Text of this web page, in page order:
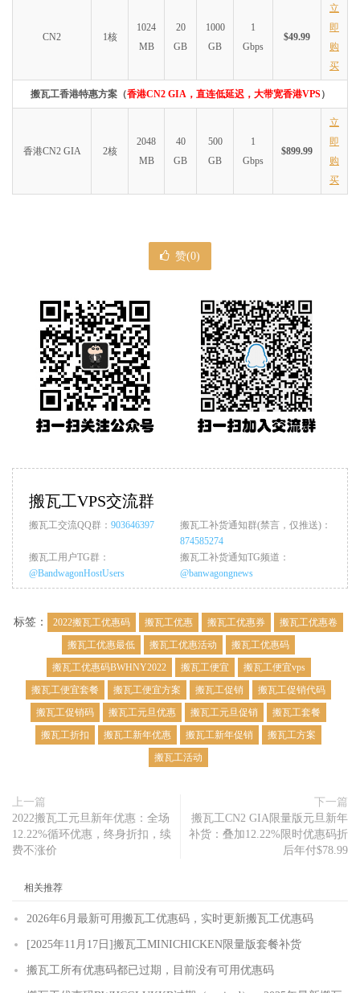
CN2 1核
1024
MB
20
GB
1000
GB
1
Gbps
$49.99
立
即
购
买
搬瓦工香港特惠方案（香港CN2 GIA，直连低延迟，大带宽香港VPS）
香港CN2 GIA 2核
2048
MB
40
GB
500
GB
1
Gbps
$899.99
立
即
购
买
赞(0)
搬瓦工VPS交流群
搬瓦工交流QQ群： 903646397
搬瓦工补货通知群(禁言，仅推送)：
874585274
搬瓦工用户TG群：
@BandwagonHostUsers
搬瓦工补货通知TG频道：
@banwagongnews
标签： 2022搬瓦工优惠码 搬瓦工优惠 搬瓦工优惠券
搬瓦工优惠卷
搬瓦工优惠最低
搬瓦工优惠活动
搬瓦工优惠码
搬瓦工优惠码BWHNY2022
搬瓦工便宜
搬瓦工便宜vps
搬瓦工便宜套餐
搬瓦工便宜方案 搬瓦工促销
搬瓦工促销代码
搬瓦工促销码
搬瓦工元旦优惠 搬瓦工元旦促销
搬瓦工套餐
搬瓦工折扣
搬瓦工新年优惠 搬瓦工新年促销
搬瓦工方案
搬瓦工活动
上一篇
2022搬瓦工元旦新年优惠：全场
12.22%循环优惠，终身折扣，续
费不涨价
下一篇
搬瓦工CN2 GIA限量版元旦新年
补货：叠加12.22%限时优惠码折
后年付$78.99
相关推荐
2026年6月最新可用搬瓦工优惠码，实时更新搬瓦工优惠码
[2025年11月17日]搬瓦工MINICHICKEN限量版套餐补货
搬瓦工所有优惠码都已过期，目前没有可用优惠码